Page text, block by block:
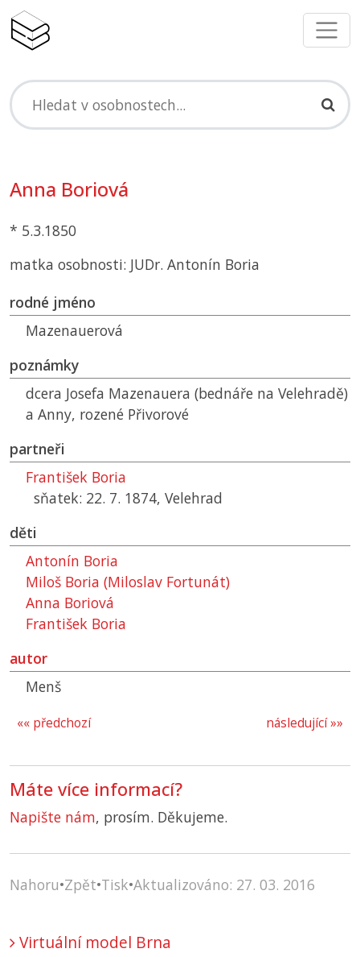
Anna Boriová
* 5.3.1850
matka osobnosti: JUDr. Antonín Boria
rodné jméno
Mazenauerová
poznámky
dcera Josefa Mazenauera (bednáře na Velehradě)
a Anny, rozené Přivorové
partneři
František Boria
sňatek: 22. 7. 1874, Velehrad
děti
Antonín Boria
Miloš Boria (Miloslav Fortunát)
Anna Boriová
František Boria
autor
Menš
následující »»
«« předchozí
Máte více informací?
Napište nám, prosím. Děkujeme.
Nahoru•Zpět•Tisk•Aktualizováno: 27. 03. 2016
Virtuální model Brna